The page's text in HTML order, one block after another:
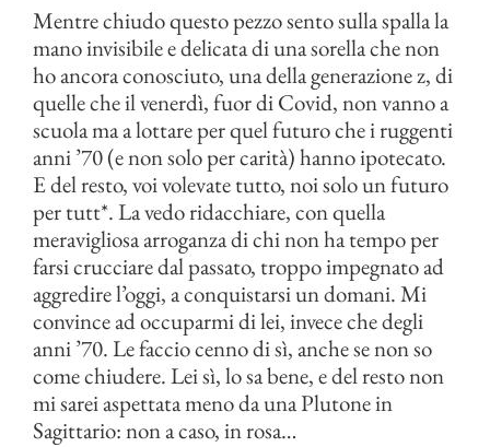
Mentre chiudo questo pezzo sento sulla spalla la
mano invisibile e delicata di una sorella che non
ho ancora conosciuto, una della generazione z, di
quelle che il venerdì, fuor di Covid, non vanno a
scuola ma a lottare per quel futuro che i ruggenti
anni ’70 (e non solo per carità) hanno ipotecato.
E del resto, voi volevate tutto, noi solo un futuro
per tutt*. La vedo ridacchiare, con quella
meravigliosa arroganza di chi non ha tempo per
farsi crucciare dal passato, troppo impegnato ad
aggredire l’oggi, a conquistarsi un domani. Mi
convince ad occuparmi di lei, invece che degli
anni ’70. Le faccio cenno di sì, anche se non so
come chiudere. Lei sì, lo sa bene, e del resto non
mi sarei aspettata meno da una Plutone in
Sagittario: non a caso, in rosa…